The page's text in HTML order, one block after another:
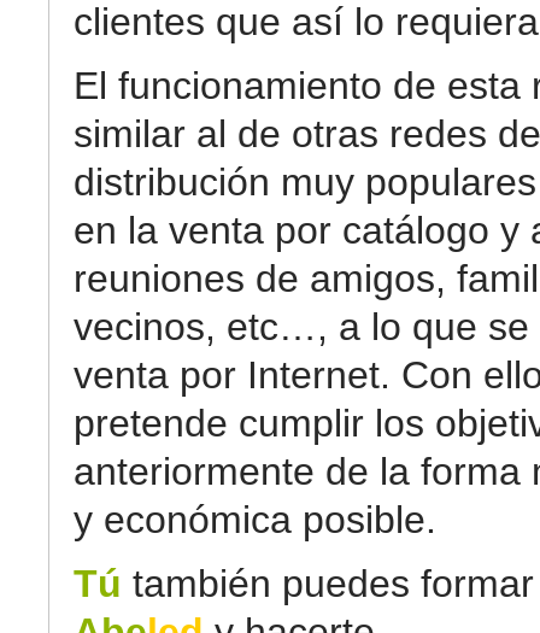
clientes que así lo
El funcionamiento de esta
similar al de otras redes de
distribución muy
en la venta por catálogo y
reuniones de amigos,
vecinos, etc…, a lo que se
venta por Internet. Con
pretende cumplir los
anteriormente de la forma
y económica posible.
Tú también puedes